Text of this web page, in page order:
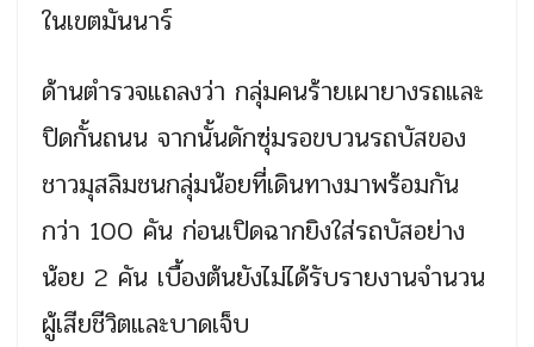
ในเขตมันนาร์
ด้านตำรวจแถลงว่า กลุ่มคนร้ายเผายางรถและ
ปิดกั้นถนน จากนั้นดักซุ่มรอขบวนรถบัสของ
ชาวมุสลิมชนกลุ่มน้อยที่เดินทางมาพร้อมกัน
กว่า 100 คัน ก่อนเปิดฉากยิงใส่รถบัสอย่าง
น้อย 2 คัน เบื้องต้นยังไม่ได้รับรายงานจำนวน
ผู้เสียชีวิตและบาดเจ็บ